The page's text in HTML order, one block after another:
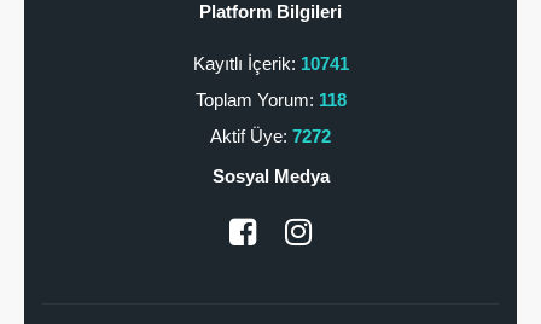
Platform Bilgileri
Kayıtlı İçerik: 10741
Toplam Yorum: 118
Aktif Üye: 7272
Sosyal Medya